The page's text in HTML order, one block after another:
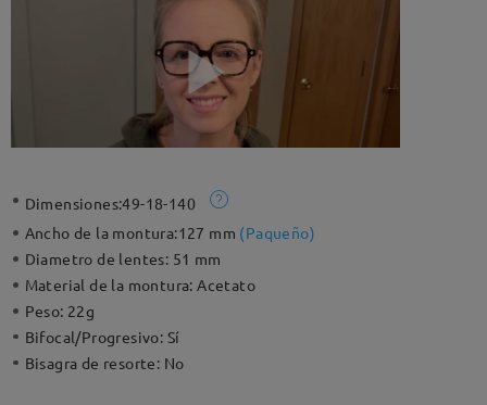
Dimensiones:49-18-140
Ancho de la montura:127 mm (Paqueño)
Diametro de lentes: 51 mm
Material de la montura:Acetato
Peso: 22g
Bifocal/Progresivo: Sí
Bisagra de resorte: No